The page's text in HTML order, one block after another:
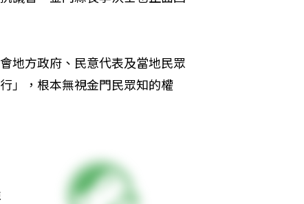
地方政府、民意代表及當地民眾
」，根本無視金門民眾知的權